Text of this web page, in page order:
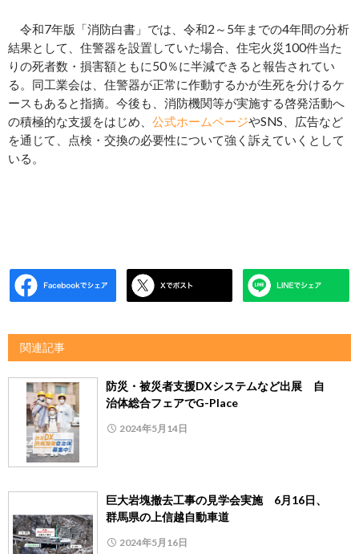
令和7年版「消防白書」では、令和2～5年までの4年間の分析
結果として、住警器を設置していた場合、住宅火災100件当た
りの死者数・損害額ともに50％に半減できると報告されてい
る。同工業会は、住警器が正常に作動するかが生死を分けるケ
ースもあると指摘。今後も、消防機関等が実施する啓発活動へ
の積極的な支援をはじめ、 公式ホームページやSNS、広告など
を通じて、点検・交換の必要性について強く訴えていくとして
いる。
関連記事
防災・被災者支援DXシステムなど出展 自
治体総合フェアでG-Place
2024年5月14日
巨大岩塊撤去工事の見学会実施 6月16日、
群馬県の上信越自動車道
2024年5月16日